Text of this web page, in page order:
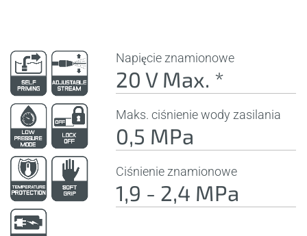
Napięcie znamionowe
20 V Max. *
Maks. ciśnienie wody zasilania
0,5 MPa
Ciśnienie znamionowe
1,9 - 2,4 MPa